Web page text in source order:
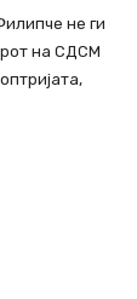
не ги
на СДСМ